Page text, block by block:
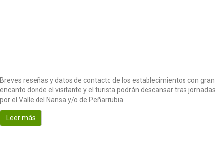
Breves reseñas y datos de contacto de los establecimientos con gran
encanto donde el visitante y el turista podrán descansar tras jornadas
por el Valle del Nansa y/o de Peñarrubia.
Leer más